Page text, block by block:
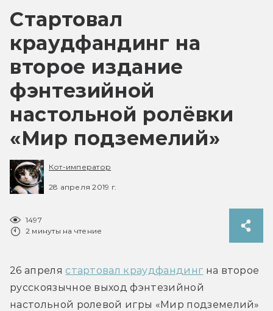
Стартовал
краудфандинг на
второе издание
фэнтезийной
настольной ролёвки
«Мир подземелий»
Кот-император
28 апреля 2019 г.
1497
2 минуты на чтение
26 апреля стартовал краудфандинг на второе
русскоязычное выход фэнтезийной
настольной ролевой игры «Мир подземелий»